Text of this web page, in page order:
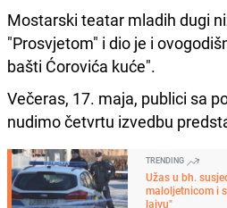
Mostarski teatar mladih dugi
"Prosvjetom" i dio je i
bašti Ćorovića kuće".
Večeras, 17. maja, publici sa
nudimo četvrtu izvedbu
TRENDING
Užas u bh.
maloljetnicom i
lajvu"